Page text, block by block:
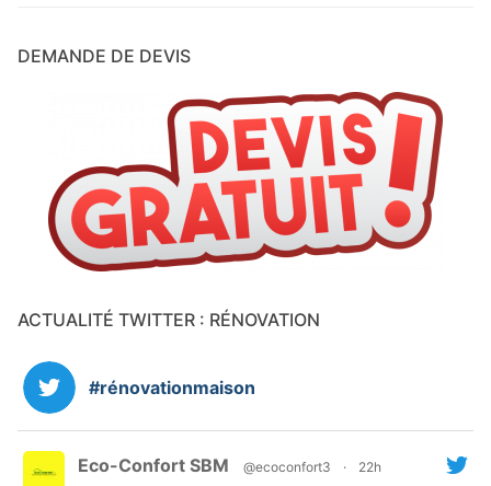
DEMANDE DE DEVIS
ACTUALITÉ TWITTER : RÉNOVATION
#rénovationmaison
Eco-Confort SBM @ecoconfort3 · 22h